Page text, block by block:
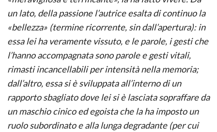
un lato, della passione l’autrice esalta di continuo la
«bellezza» (termine ricorrente, sin dall’apertura): in
essa lei ha veramente vissuto, e le parole, i gesti che
l’hanno accompagnata sono parole e gesti vitali,
rimasti incancellabili per intensità nella memoria;
dall’altro, essa si è sviluppata all’interno di un
rapporto sbagliato dove lei si è lasciata sopraffare da
un maschio cinico ed egoista che la ha imposto un
ruolo subordinato e alla lunga degradante (per cui